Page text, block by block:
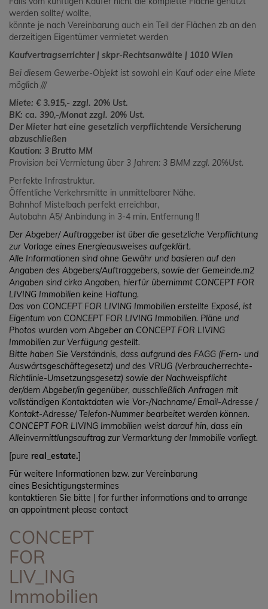
werden sollte/ wollte,
könnte je nach Vereinbarung auch ein Teil der Flächen zb an den
derzeitigen Eigentümer vermietet werden
Kaufvertragserrichter | skpr-Rechtsanwälte | 1010 Wien
Bei diesem Gewerbe-Objekt ist sowohl ein Kauf oder eine Miete
möglich ///
Miete: € 3.915,- zzgl. 20% Ust.
BK: ca. 390,-/Monat zzgl. 20% Ust.
Der Mieter hat eine gesetzlich verpflichtende Versicherung
abzuschließen
Kaution: 3 Brutto MM
Provision bei Vermietung über 3 Jahren: 3 BMM zzgl. 20%Ust.
Perfekte Infrastruktur.
Öffentliche Verkehrsmitte in unmittelbarer Nähe.
Bahnhof Mistelbach perfekt erreichbar,
Autobahn A5/ Anbindung in 3-4 min. Entfernung !!
Der Abgeber/ Auftraggeber ist über die gesetzliche Verpflichtung
zur Vorlage eines Energieausweises aufgeklärt.
Alle Informationen sind ohne Gewähr und basieren auf den
Angaben des Abgebers/Auftraggebers, sowie der Gemeinde.m2
Angaben sind cirka Angaben, hierfür übernimmt CONCEPT FOR
LIVING Immobilien keine Haftung.
Das von CONCEPT FOR LIVING Immobilien erstellte Exposé, ist
Eigentum von CONCEPT FOR LIVING Immobilien. Pläne und
Photos wurden vom Abgeber an CONCEPT FOR LIVING
Immobilien zur Verfügung gestellt.
Bitte haben Sie Verständnis, dass aufgrund des FAGG (Fern- und
Auswärtsgeschäftegesetz) und des VRUG (Verbraucherrechte-
Richtlinie-Umsetzungsgesetz) sowie der Nachweispflicht
der/dem Abgeber/in gegenüber, ausschließlich Anfragen mit
vollständigen Kontaktdaten wie Vor-/Nachname/ Email-Adresse /
Kontakt-Adresse/ Telefon-Nummer bearbeitet werden können.
CONCEPT FOR LIVING Immobilien weist darauf hin, dass ein
Alleinvermittlungsauftrag zur Vermarktung der Immobilie vorliegt.
[pure real_estate.]
Für weitere Informationen bzw. zur Vereinbarung
eines Besichtigungstermines
kontaktieren Sie bitte | for further informations and to arrange
an appointment please contact
CONCEPT
FOR
LIV_ING
Immobilien